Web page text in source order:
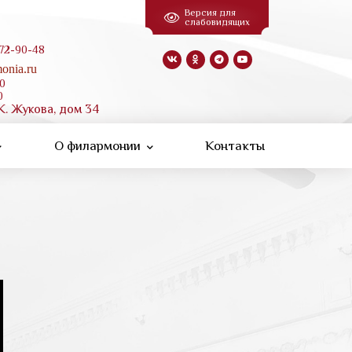
90-48
Жукова, дом 34
Версия для
слабовидящих
О филармонии Контакты